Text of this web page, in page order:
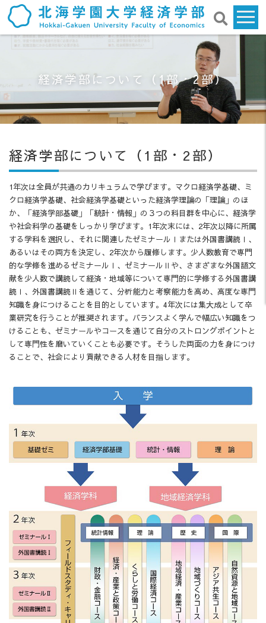
経済学部について（1部・2部）
経済学部について（1部・2部）
1年次は全員が共通のカリキュラムで学びます。マクロ経済学基礎、ミ
クロ経済学基礎、社会経済学基礎といった経済学理論の「理論」のほ
か、「経済学部基礎」「統計・情報」の３つの科目群を中心に、経済学
や社会科学の基礎をしっかり学びます。1年次末には、2年次以降に所属
する学科を選択し、それに関連したゼミナールⅠまたは外国書講読Ⅰ、
あるいはその両方を決定し、2年次から履修します。少人数教育で専門
的な学修を進めるゼミナールⅠ、ゼミナールⅡや、さまざまな外国語文
献を少人数で講読して経済・地域等について専門的に学修する外国書講
読Ⅰ、外国書講読Ⅱを通じて、分析能力と考察能力を高め、高度な専門
知識を身につけることを目的としています。4年次には集大成として卒
業研究を行うことが推奨されます。バランスよく学んで幅広い知識をつ
けることも、ゼミナールやコースを通じて自分のストロングポイントと
して専門性を磨いていくことも必要です。そうした両面の力を身につけ
ることで、社会により貢献できる人材を目指します。